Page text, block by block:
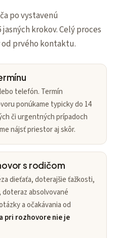
po vystavenú
krokov. Celý proces
od prvého kontaktu.
telefón. Termín
ponúkame typicky do 14
či urgentných prípadoch
nájsť priestor aj skôr.
s rodičom
dieťaťa, doterajšie ťažkosti,
absolvované
a očakávania od
pri rozhovore nie je